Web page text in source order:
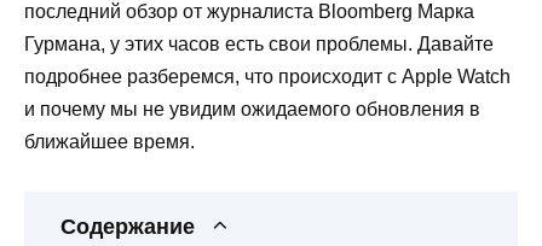
последний обзор от журналиста Bloomberg Марка
Гурмана, у этих часов есть свои проблемы. Давайте
подробнее разберемся, что происходит с Apple Watch
и почему мы не увидим ожидаемого обновления в
ближайшее время.
Содержание